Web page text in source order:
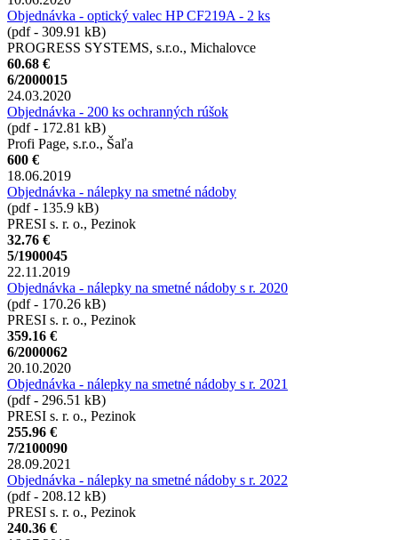
Objednávka - optický valec HP CF219A - 2 ks
(pdf - 309.91 kB)
PROGRESS SYSTEMS, s.r.o., Michalovce
60.68 €
6/2000015
24.03.2020
Objednávka - 200 ks ochranných rúšok
(pdf - 172.81 kB)
Profi Page, s.r.o., Šaľa
600 €
18.06.2019
Objednávka - nálepky na smetné nádoby
(pdf - 135.9 kB)
PRESI s. r. o., Pezinok
32.76 €
5/1900045
22.11.2019
Objednávka - nálepky na smetné nádoby s r. 2020
(pdf - 170.26 kB)
PRESI s. r. o., Pezinok
359.16 €
6/2000062
20.10.2020
Objednávka - nálepky na smetné nádoby s r. 2021
(pdf - 296.51 kB)
PRESI s. r. o., Pezinok
255.96 €
7/2100090
28.09.2021
Objednávka - nálepky na smetné nádoby s r. 2022
(pdf - 208.12 kB)
PRESI s. r. o., Pezinok
240.36 €